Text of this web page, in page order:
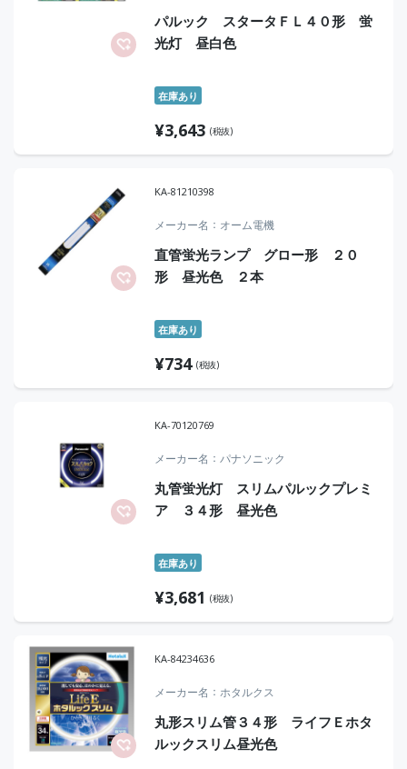
パルック スタータＦＬ４０形 蛍
光灯 昼白色
在庫あり
¥3,643 (税抜)
KA-81210398
メーカー名 オーム電機
直管蛍光ランプ グロー形 ２０
形 昼光色 ２本
在庫あり
¥734 (税抜)
KA-70120769
メーカー名 パナソニック
丸管蛍光灯 スリムパルックプレミ
ア ３４形 昼光色
在庫あり
¥3,681 (税抜)
KA-84234636
メーカー名 ホタルクス
丸形スリム管３４形 ライフＥホタ
ルックスリム昼光色